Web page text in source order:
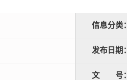
信息分类：
发布日期：
文 号：